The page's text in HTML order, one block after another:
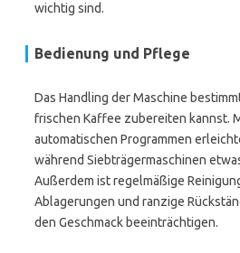
wichtig sind.
Bedienung und Pflege
Das Handling der Maschine
frischen Kaffee zubereiten kannst.
automatischen Programmen
während Siebträgermaschinen
Außerdem ist regelmäßige
Ablagerungen und ranzige
den Geschmack beeinträchtigen.